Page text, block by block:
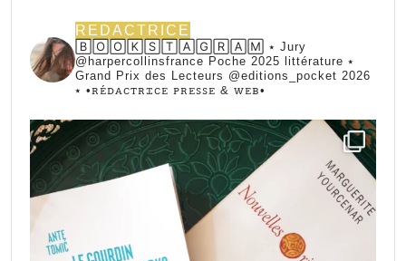
REDACTRICE
🄱🄾🄾🄺🅂🅃🄰🄶🅁🄰🄼 ⭑ Jury
@harpercollinsfrance Poche 2025 littérature ⭑
Grand Prix des Lecteurs @editions_pocket 2026
⭑ •ꭱꭼ́ꭰꭺꮯꭲꭱꮖꮯꭼ ꮲꭱꭼꮪꮪꭼ & ꮃꭼᏼ•